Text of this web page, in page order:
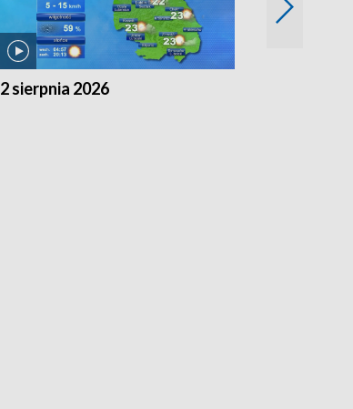
2 sierpnia 2026